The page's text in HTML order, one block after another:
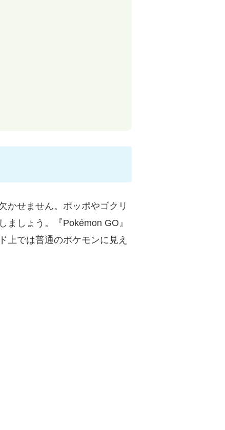
かせません。ポッポやゴクリ
しょう。『Pokémon GO』
上では普通のポケモンに見え